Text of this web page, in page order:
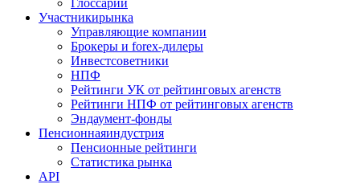
Участникирынка
Управляющие компании
Брокеры и forex-дилеры
Инвестсоветники
НПФ
Рейтинги УК от рейтинговых агенств
Рейтинги НПФ от рейтинговых агенств
Эндаумент-фонды
Пенсионнаяиндустрия
Пенсионные рейтинги
Статистика рынка
API